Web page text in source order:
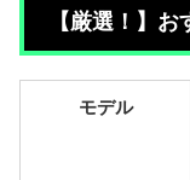
【厳選！】
モデル